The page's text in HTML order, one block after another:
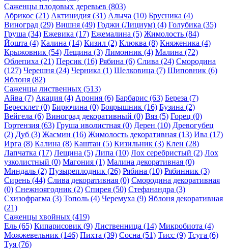
Саженцы плодовых деревьев (803)
Абрикос (21) Актинидия (31) Алыча (10) Брусника (4)
Виноград (29) Вишня (49) Годжи (Лициум) (4) Голубика (35)
Груша (34) Ежевика (17) Ежемалина (5) Жимолость (84)
Йошта (4) Калина (14) Кизил (2) Клюква (8) Княженика (4)
Крыжовник (54) Лещина (3) Лимонник (4) Малина (72)
Облепиха (21) Персик (16) Рябина (6) Слива (24) Смородина
(127) Черешня (24) Черника (1) Шелковица (7) Шиповник (6)
Яблоня (82)
Саженцы лиственных (513)
Айва (7) Акация (4) Арония (6) Барбарис (63) Береза (7)
Бересклет (0) Бирючина (0) Боярышник (16) Бузина (2)
Вейгела (6) Виноград декоративный (0) Вяз (5) Горец (0)
Гортензия (63) Груша иволистная (0) Дерен (10) Древогубец
(2) Дуб (3) Жасмин (16) Жимолость декоративная (13) Ива (17)
Ирга (8) Калина (8) Каштан (5) Кизильник (3) Клен (28)
Лапчатка (17) Лещина (5) Липа (10) Лох серебристый (2) Лох
узколистный (0) Магония (1) Малина декоративная (0)
Миндаль (2) Пузыреплодник (26) Рябина (10) Рябинник (3)
Сирень (44) Слива декоративная (0) Смородина декоративная
(0) Снежноягодник (2) Спирея (50) Стефанандра (3)
Схизофрагма (3) Тополь (4) Черемуха (9) Яблоня декоративная
(21)
Саженцы хвойных (419)
Ель (65) Кипарисовик (9) Лиственница (14) Микробиота (4)
Можжевельник (146) Пихта (39) Сосна (51) Тисс (9) Тсуга (6)
Туя (76)